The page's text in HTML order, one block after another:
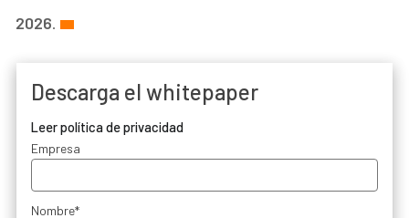
2026.
Descarga el whitepaper
Leer política de privacidad
Empresa
Nombre*